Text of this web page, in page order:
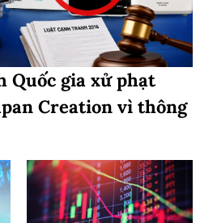
Quốc gia xử phạt
Creation vì thông